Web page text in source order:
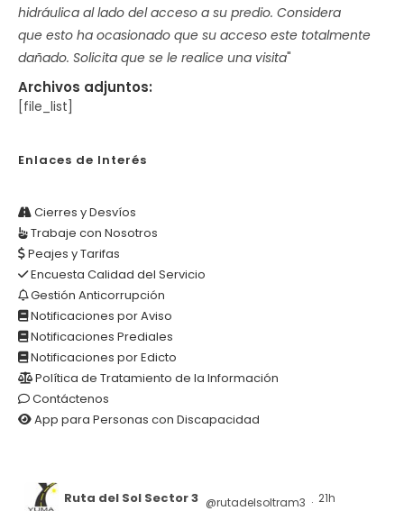
hidráulica al lado del acceso a su predio. Considera
que esto ha ocasionado que su acceso este totalmente
dañado. Solicita que se le realice una visita"
Archivos adjuntos:
[file_list]
Enlaces de Interés
Cierres y Desvíos
Trabaje con Nosotros
Peajes y Tarifas
Encuesta Calidad del Servicio
Gestión Anticorrupción
Notificaciones por Aviso
Notificaciones Prediales
Notificaciones por Edicto
Política de Tratamiento de la Información
Contáctenos
App para Personas con Discapacidad
Ruta del Sol Sector 3 @rutadelsoltram3 · 21h